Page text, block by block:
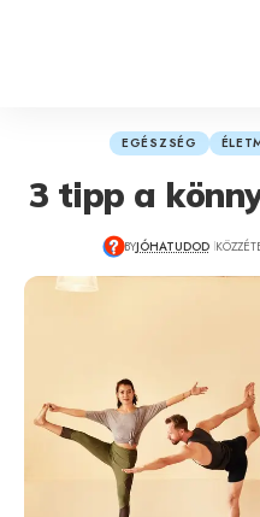
EGÉSZSÉG
3 tipp a
BYJÓHATUDOD